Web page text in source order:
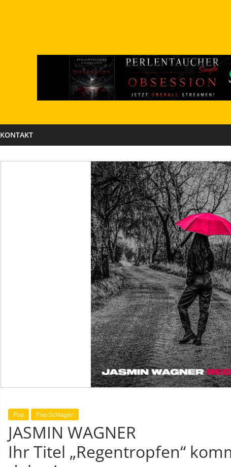
KONTAKT
Pop Pop-Schlager
JASMIN WAGNER
Ihr Titel „Regentropfen“